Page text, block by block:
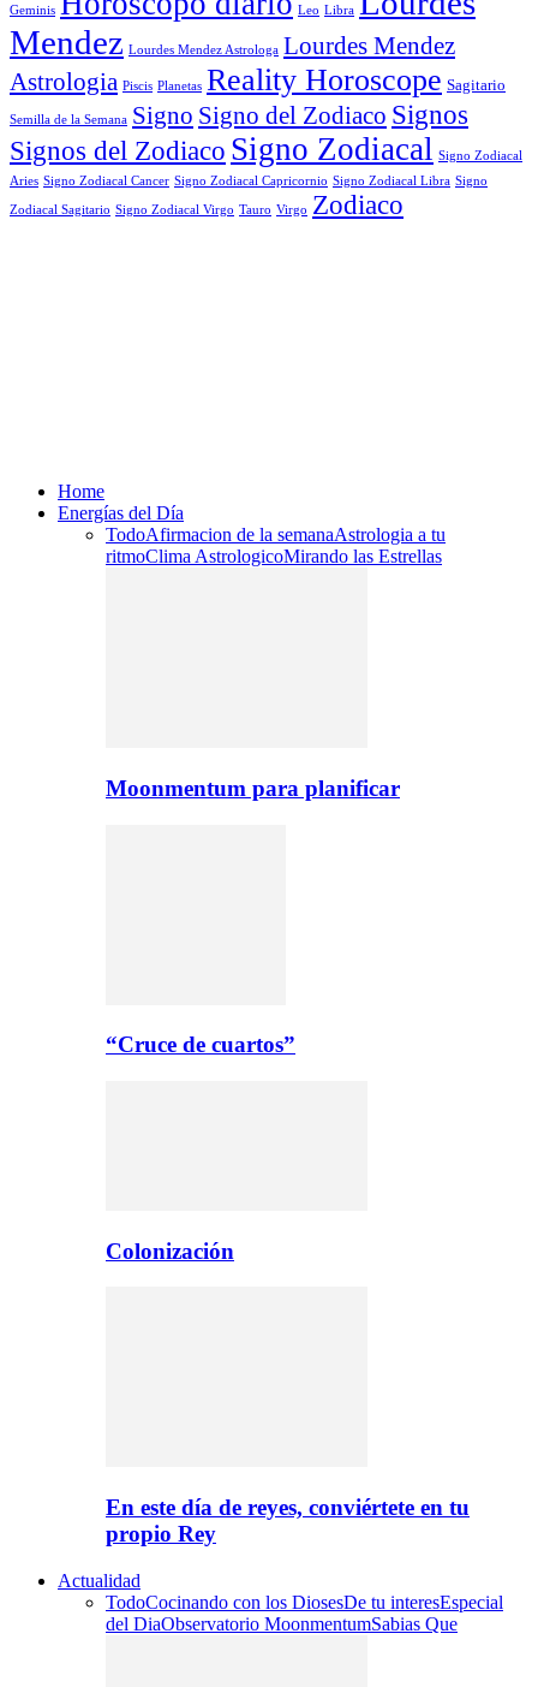
Geminis Leo Libra
Mendez Lourdes Mendez Astrologa Lourdes Mendez
Astrologia Piscis Planetas Reality Horoscope Sagitario
Semilla de la Semana Signo Signo del Zodiaco Signos
Signos del Zodiaco Signo Zodiacal Signo Zodiacal
Aries Signo Zodiacal Cancer Signo Zodiacal Capricornio Signo Zodiacal Libra Signo
Zodiacal Sagitario Signo Zodiacal Virgo Tauro Virgo Zodiaco
Home
Energías del Día
TodoAfirmacion de la semanaAstrologia a tu
ritmoClima AstrologicoMirando las Estrellas
Moonmentum para planificar
“Cruce de cuartos”
Colonización
En este día de reyes, conviértete en tu
propio Rey
Actualidad
TodoCocinando con los DiosesDe tu interesEspecial
del DiaObservatorio MoonmentumSabias Que